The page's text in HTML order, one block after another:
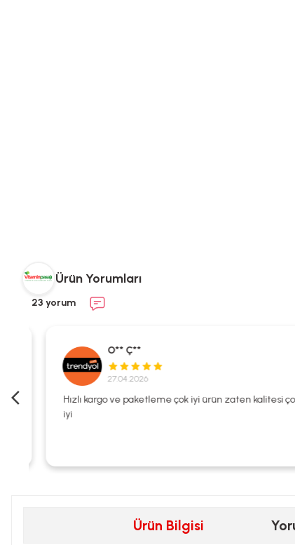
Ürün Yorumları
23 yorum
O** Ç**
27.04.2026
Hızlı kargo ve paketleme çok iyi ürün zaten kalitesi çok
Ürün Bilgisi